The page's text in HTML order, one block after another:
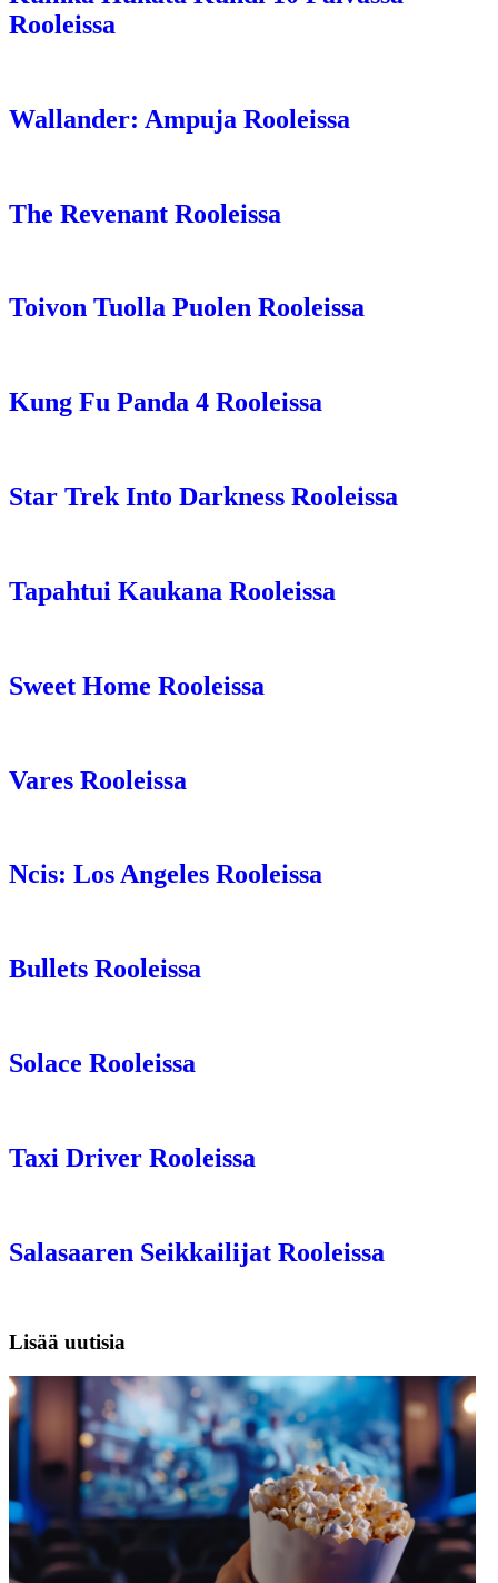
Rooleissa
Wallander: Ampuja Rooleissa
The Revenant Rooleissa
Toivon Tuolla Puolen Rooleissa
Kung Fu Panda 4 Rooleissa
Star Trek Into Darkness Rooleissa
Tapahtui Kaukana Rooleissa
Sweet Home Rooleissa
Vares Rooleissa
Ncis: Los Angeles Rooleissa
Bullets Rooleissa
Solace Rooleissa
Taxi Driver Rooleissa
Salasaaren Seikkailijat Rooleissa
Lisää uutisia